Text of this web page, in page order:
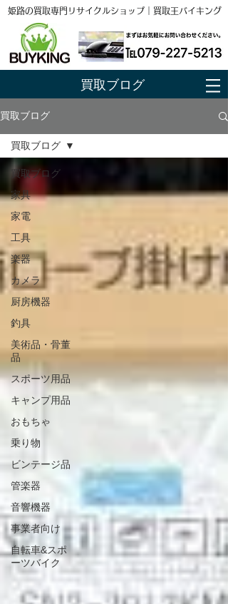
姫路の買取専門リサイクルショップ｜買取王バイキング
買取ブログ
買取ブログ
買取ブログ
家具
家電
工具
楽器
カメラ
厨房機器
釣具
美術品・骨董
品
スポーツ用品
キャンプ用品
おもちゃ
乗り物
ビンテージ品
管楽器
音響機器
事業者向け
自転車&スポ
ーツバイク
買取ブログ